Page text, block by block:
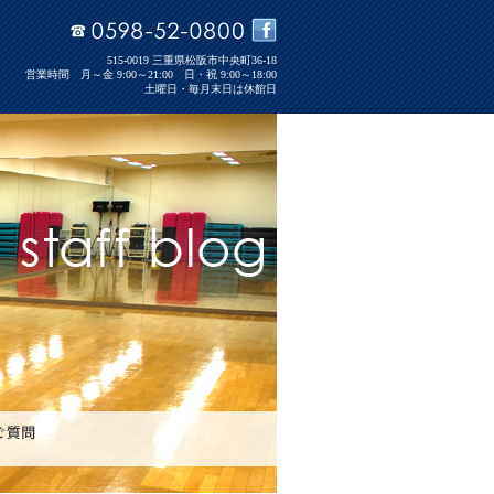
515-0019 三重県松阪市中央町36-18
営業時間 月～金 9:00～21:00 日・祝 9:00～18:00
土曜日・毎月末日は休館日